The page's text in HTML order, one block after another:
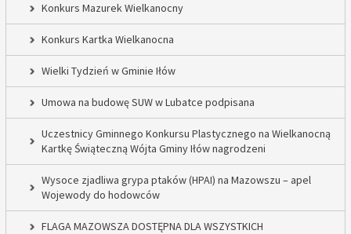
Konkurs Mazurek Wielkanocny
Konkurs Kartka Wielkanocna
Wielki Tydzień w Gminie Iłów
Umowa na budowę SUW w Lubatce podpisana
Uczestnicy Gminnego Konkursu Plastycznego na Wielkanocną
Kartkę Świąteczną Wójta Gminy Iłów nagrodzeni
Wysoce zjadliwa grypa ptaków (HPAI) na Mazowszu – apel
Wojewody do hodowców
FLAGA MAZOWSZA DOSTĘPNA DLA WSZYSTKICH